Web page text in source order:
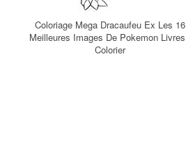
Coloriage Mega Dracaufeu Ex Les 16
Meilleures Images De Pokemon Livres
Colorier